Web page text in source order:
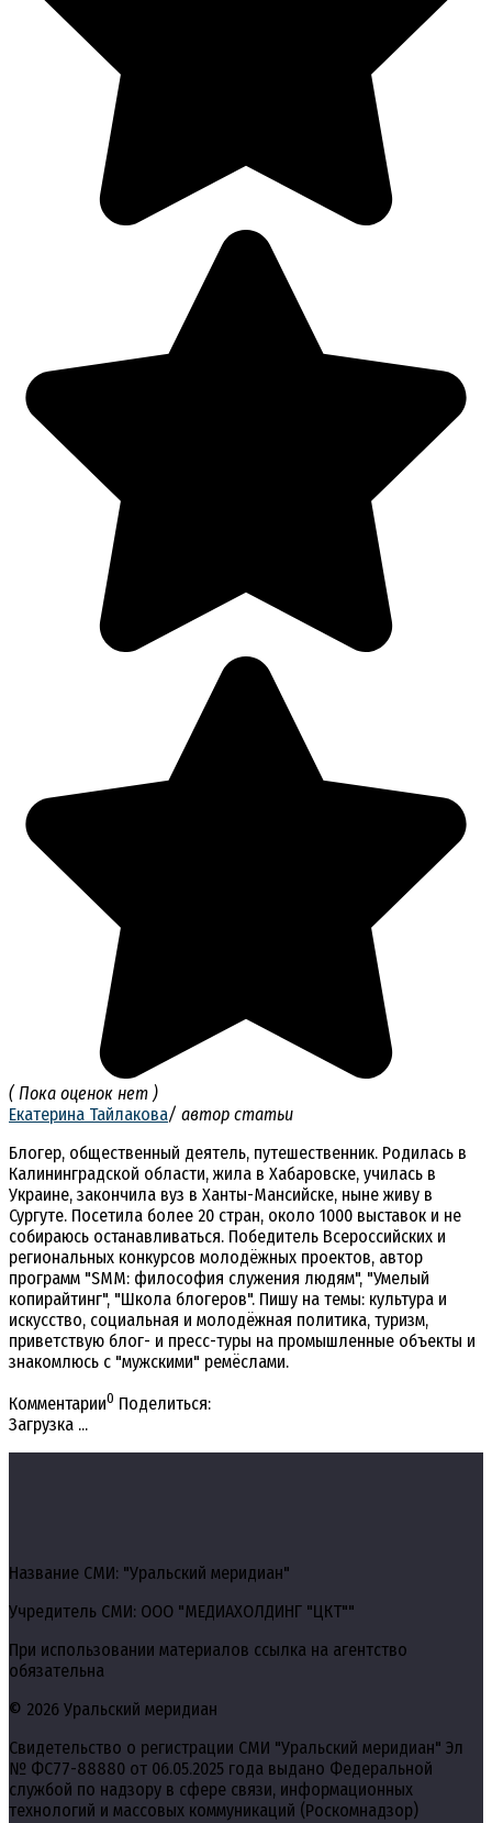
( Пока оценок нет )
Екатерина Тайлакова/ автор статьи
Блогер, общественный деятель, путешественник. Родилась в
Калининградской области, жила в Хабаровске, училась в
Украине, закончила вуз в Ханты-Мансийске, ныне живу в
Сургуте. Посетила более 20 стран, около 1000 выставок и не
собираюсь останавливаться. Победитель Всероссийских и
региональных конкурсов молодёжных проектов, автор
программ "SMM: философия служения людям", "Умелый
копирайтинг", "Школа блогеров". Пишу на темы: культура и
искусство, социальная и молодёжная политика, туризм,
приветствую блог- и пресс-туры на промышленные объекты и
знакомлюсь с "мужскими" ремёслами.
Комментарии0 Поделиться:
Загрузка ...
Название СМИ: "Уральский меридиан"
Учредитель СМИ: ООО "МЕДИАХОЛДИНГ "ЦКТ""
При использовании материалов ссылка на агентство
обязательна
© 2026 Уральский меридиан
Свидетельство о регистрации СМИ "Уральский меридиан" Эл
№ ФС77-88880 от 06.05.2025 года выдано Федеральной
службой по надзору в сфере связи, информационных
технологий и массовых коммуникаций (Роскомнадзор)